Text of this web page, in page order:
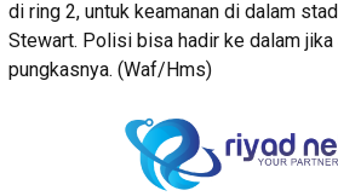
di ring 2, untuk keamanan di dalam
Stewart. Polisi bisa hadir ke dalam jika
pungkasnya. (Waf/Hms)